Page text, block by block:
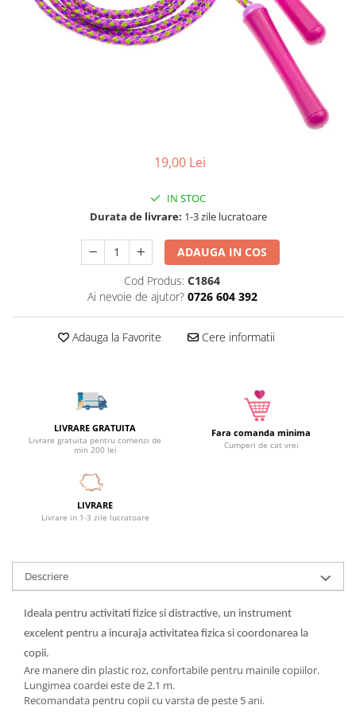
Articole mercerie
Organizare si depozitare
Huse si cutii depozitare
Suporturi ortopedice si orteze
Accesorii biciclete
Accesorii sportive
Accesorii animale
Siguranta si protectie
Ingrijire copii
Paturici si perne
Cutii depozitare
Bureti de baie
Organizare cosmetice si bijuterii
Ingrijire corporala
Rucsacuri, curele si accesorii
Gradina
Promotii
Articole de vara
Genti termoizolante
19,00 Lei
IN STOC
Durata de livrare: 1-3 zile lucratoare
ADAUGA IN COS
Cod Produs: C1864
Ai nevoie de ajutor? 0726 604 392
Adauga la Favorite Cere informatii
LIVRARE GRATUITA
Livrare gratuita pentru comenzi de
min 200 lei
Fara comanda minima
Cumperi de cat vrei
LIVRARE
Livrare in 1-3 zile lucratoare
Descriere
Ideala pentru activitati fizice si distractive, un instrument
excelent pentru a incuraja activitatea fizica si coordonarea la
copii.
Are manere din plastic roz, confortabile pentru mainile copiilor.
Lungimea coardei este de 2.1 m.
Recomandata pentru copii cu varsta de peste 5 ani.